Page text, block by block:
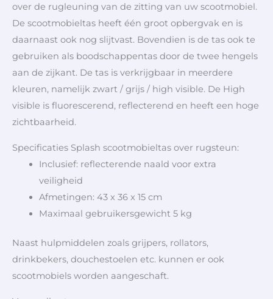
over de rugleuning van de zitting van uw scootmobiel.
De scootmobieltas heeft één groot opbergvak en is
daarnaast ook nog slijtvast. Bovendien is de tas ook te
gebruiken als boodschappentas door de twee hengels
aan de zijkant. De tas is verkrijgbaar in meerdere
kleuren, namelijk zwart / grijs / high visible. De High
visible is fluorescerend, reflecterend en heeft een hoge
zichtbaarheid.
Specificaties Splash scootmobieltas over rugsteun:
Inclusief: reflecterende naald voor extra
veiligheid
Afmetingen: 43 x 36 x 15 cm
Maximaal gebruikersgewicht 5 kg
Naast hulpmiddelen zoals grijpers, rollators,
drinkbekers, douchestoelen etc. kunnen er ook
scootmobiels worden aangeschaft.